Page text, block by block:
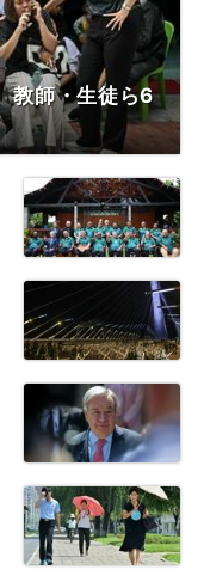
教師・生徒ら6